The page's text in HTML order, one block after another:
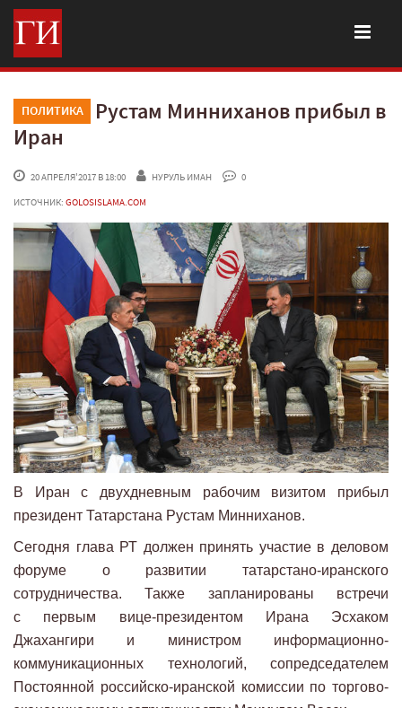
ПОЛИТИКА
Рустам Минниханов прибыл в
Иран
20 АПРЕЛЯ'2017 В 18:00 НУРУЛЬ ИМАН
0
ИСТОЧНИК: GOLOSISLAMA.COM
В Иран с двухдневным рабочим визитом прибыл
президент Татарстана Рустам Минниханов.
Сегодня глава РТ должен принять участие в деловом
форуме о развитии татарстано-иранского
сотрудничества. Также запланированы встречи
с первым вице-президентом Ирана Эсхаком
Джахангири и министром информационно-
коммуникационных технологий, сопредседателем
Постоянной российско-иранской комиссии по торгово-